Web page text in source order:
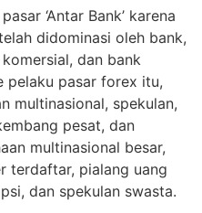
‘Antar Bank’ karena
didominasi oleh bank,
dan bank
pelaku pasar forex itu,
multinasional, spekulan,
pesat, dan
multinasional besar,
terdaftar, pialang uang
dan spekulan swasta.